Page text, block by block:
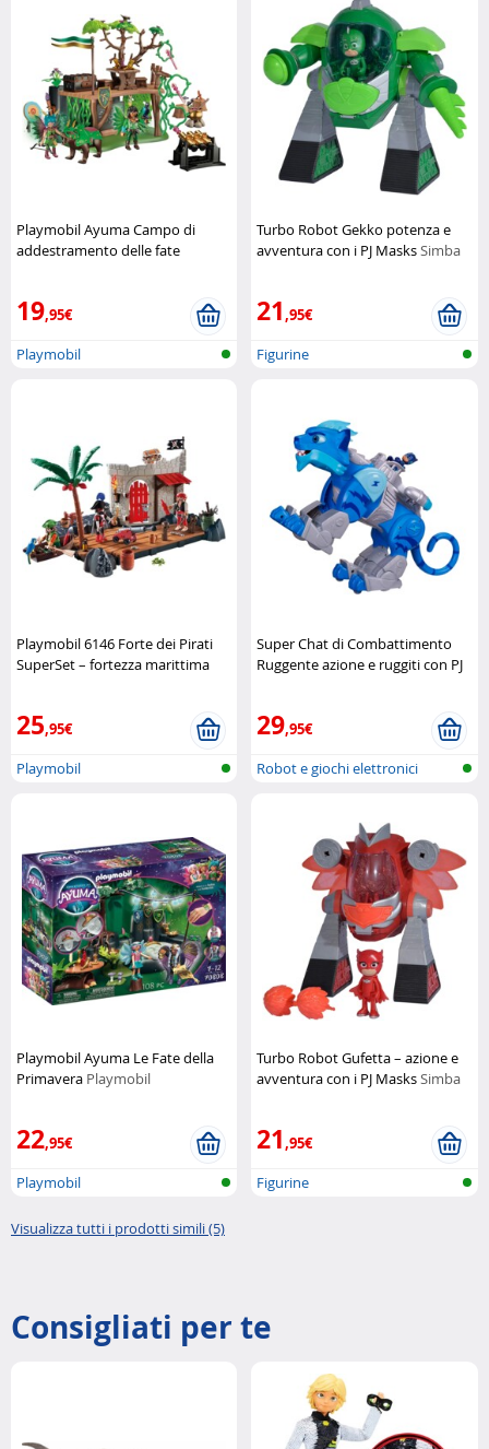
Playmobil Ayuma Campo di
addestramento delle fate
19,95€
Playmobil
Turbo Robot Gekko potenza e
avventura con i PJ MasksSimba
21,95€
Figurine
Playmobil 6146 Forte dei Pirati
SuperSet – fortezza marittima
25,95€
Playmobil
Super Chat di Combattimento
Ruggente azione e ruggiti con PJ
29,95€
Robot e giochi elettronici
Playmobil Ayuma Le Fate della
Primavera Playmobil
22,95€
Playmobil
Turbo Robot Gufetta – azione e
avventura con i PJ MasksSimba
21,95€
Figurine
Visualizza tutti i prodotti simili (5)
Consigliati per te